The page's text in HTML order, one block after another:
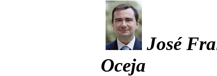
José
Oceja